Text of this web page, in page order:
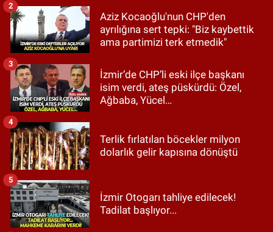
Aziz Kocaoğlu'nun CHP'den
ayrılığına sert tepki: "Biz kaybettik
ama partimizi terk etmedik"
2
İzmir’de CHP’li eski ilçe başkanı
isim verdi, ateş püskürdü: Özel,
Ağbaba, Yücel…
3
Terlik fırlatılan böcekler milyon
dolarlık gelir kapısına dönüştü
4
İzmir Otogarı tahliye edilecek!
Tadilat başlıyor...
5